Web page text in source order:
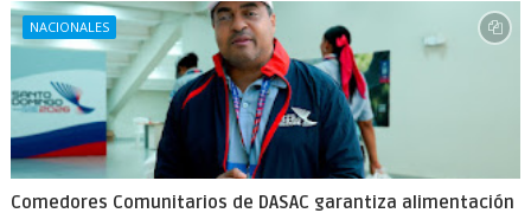
NACIONALES
Comedores Comunitarios de DASAC garantiza alimentación